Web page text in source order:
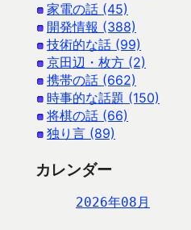
家電の話 (45)
開発情報 (388)
技術的な話 (99)
京田辺・枚方 (2)
携帯の話 (662)
時事的な話題 (150)
将棋の話 (66)
独り言 (89)
カレンダー
2026年08月